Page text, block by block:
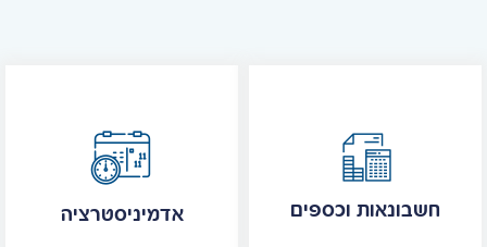
אדמיניסטרציה חשבונאות וכספים